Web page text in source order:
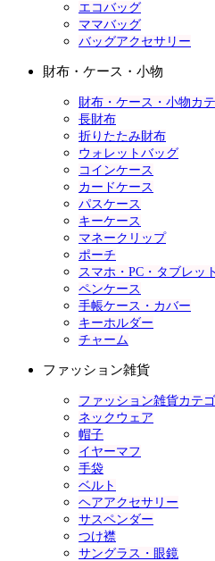
エコバッグ
ママバッグ
バッグアクセサリー
財布・ケース・小物
財布・ケース・小物カ
長財布
折りたたみ財布
ウォレットバッグ
コインケース
カードケース
パスケース
キーケース
マネークリップ
ポーチ
スマホ・PC・タブレッ
ペンケース
手帳ケース・カバー
キーホルダー
チャーム
ファッション雑貨
ファッション雑貨カテ
ネックウェア
帽子
イヤーマフ
手袋
ベルト
ヘアアクセサリー
サスペンダー
つけ襟
サングラス・眼鏡